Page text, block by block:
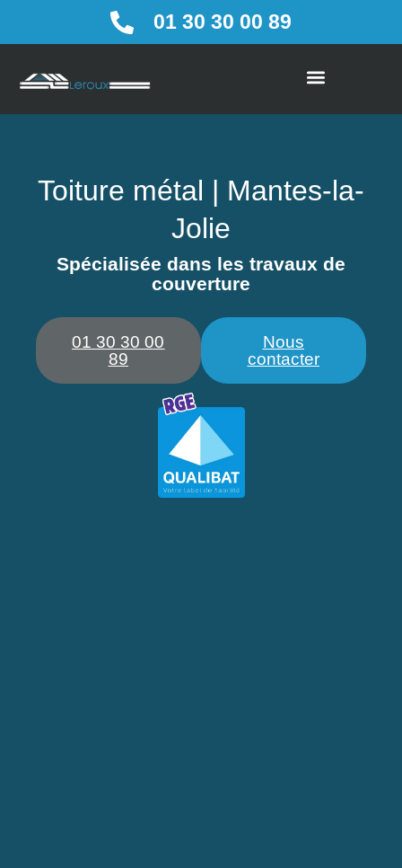
01 30 30 00 89
Toiture métal | Mantes-la-
Jolie
Spécialisée dans les travaux de
couverture
01 30 30 00
89
Nous
contacter